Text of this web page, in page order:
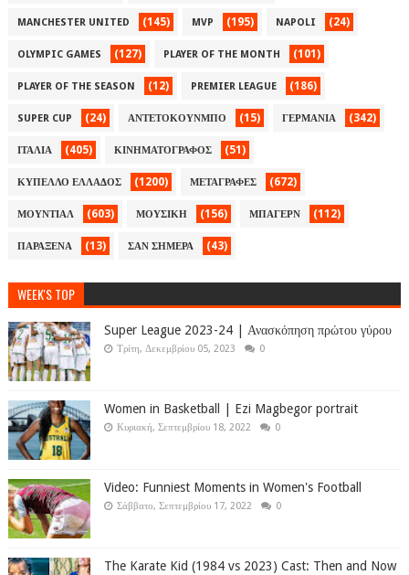
MANCHESTER UNITED (145) MVP (195) NAPOLI (24)
OLYMPIC GAMES (127) PLAYER OF THE MONTH (101)
PLAYER OF THE SEASON (12) PREMIER LEAGUE (186)
SUPER CUP (24) ΑΝΤΕΤΟΚΟΥΝΜΠΟ (15) ΓΕΡΜΑΝΙΑ (342)
ΙΤΑΛΙΑ (405) ΚΙΝΗΜΑΤΟΓΡΑΦΟΣ (51)
ΚΥΠΕΛΛΟ ΕΛΛΑΔΟΣ (1200) ΜΕΤΑΓΡΑΦΕΣ (672)
ΜΟΥΝΤΙΑΛ (603) ΜΟΥΣΙΚΗ (156) ΜΠΑΓΕΡΝ (112)
ΠΑΡΑΞΕΝΑ (13) ΣΑΝ ΣΗΜΕΡΑ (43)
WEEK'S TOP
Super League 2023-24 | Ανασκόπηση πρώτου γύρου
Τρίτη, Δεκεμβρίου 05, 2023 0
Women in Basketball | Ezi Magbegor portrait
Κυριακή, Σεπτεμβρίου 18, 2022 0
Video: Funniest Moments in Women's Football
Σάββατο, Σεπτεμβρίου 17, 2022 0
The Karate Kid (1984 vs 2023) Cast: Then and Now